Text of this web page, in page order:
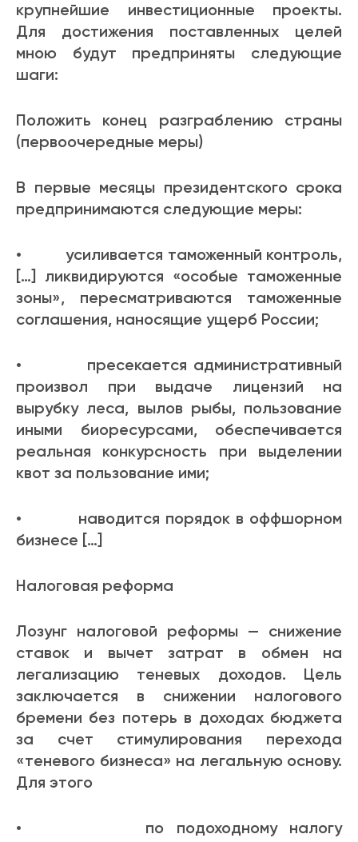
крупнейшие инвестиционные проекты.
Для достижения поставленных целей
мною будут предприняты следующие
шаги:
Положить конец разграблению страны
(первоочередные меры)
В первые месяцы президентского срока
предпринимаются следующие меры:
• усиливается таможенный контроль,
[…] ликвидируются «особые таможенные
зоны», пересматриваются таможенные
соглашения, наносящие ущерб России;
• пресекается административный
произвол при выдаче лицензий на
вырубку леса, вылов рыбы, пользование
иными биоресурсами, обеспечивается
реальная конкурсность при выделении
квот за пользование ими;
• наводится порядок в оффшорном
бизнесе […]
Налоговая реформа
Лозунг налоговой реформы — снижение
ставок и вычет затрат в обмен на
легализацию теневых доходов. Цель
заключается в снижении налогового
бремени без потерь в доходах бюджета
за счет стимулирования перехода
«теневого бизнеса» на легальную основу.
Для этого
• по подоходному налогу